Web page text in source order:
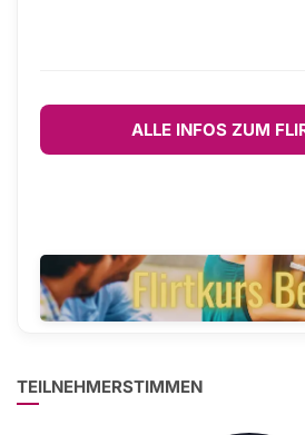
ALLE INFOS ZUM
TEILNEHMERSTIMMEN